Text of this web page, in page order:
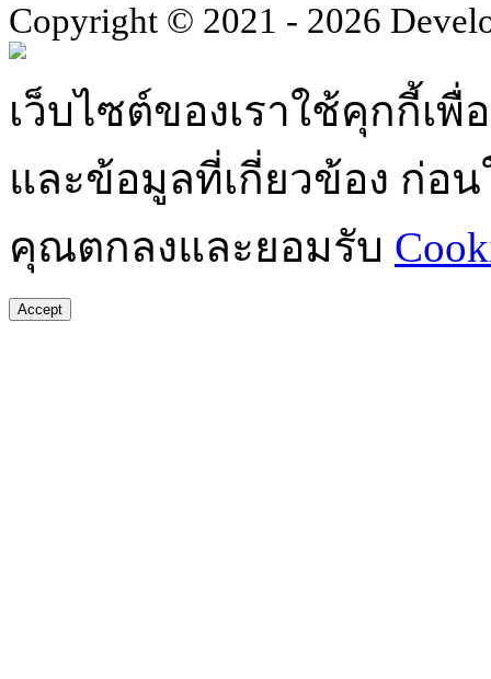
Copyright © 2021 - 2026
เว็บไซต์ของเราใช้คุกกี้เ
และข้อมูลที่เกี่ยวข้อง ก่อน
คุณตกลงและยอมรับ
Accept